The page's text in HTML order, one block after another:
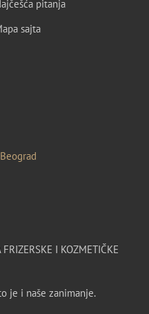
pitanja
sajta
I KOZMETIČKE
je i naše zanimanje.